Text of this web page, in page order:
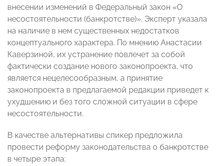
внесении изменений в Федеральный закон «О
несостоятельности (банкротстве)». Эксперт указала
на наличие в нем существенных недостатков
концептуального характера. По мнению Анастасии
Каверзиной, их устранение повлечет за собой
фактически создание нового законопроекта, что
является нецелесообразным, а принятие
законопроекта в предлагаемой редакции приведет к
ухудшению и без того сложной ситуации в сфере
несостоятельности.
В качестве альтернативы спикер предложила
провести реформу законодательства о банкротстве
в четыре этапа: